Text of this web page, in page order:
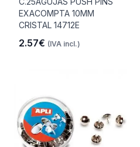
EXACOMPTA 10MM
CRISTAL 14712E
2.57€ (IVA incl.)